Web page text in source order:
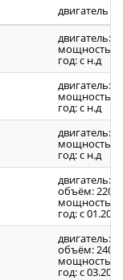
двигатель
двигатель:
мощность:
год: с н.д
двигатель:
мощность:
год: с н.д
двигатель:
мощность:
год: с н.д
двигатель:
объём: 2200
мощность:
год: с 01.2011
двигатель:
объём: 2400
мощность:
год: с 03.2006